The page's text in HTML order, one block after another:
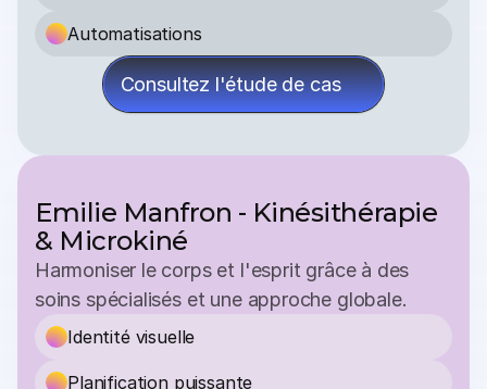
Automatisations
Consultez l'étude de cas
Emilie Manfron - Kinésithérapie
& Microkiné
Harmoniser le corps et l'esprit grâce à des
soins spécialisés et une approche globale.
Identité visuelle
Planification puissante